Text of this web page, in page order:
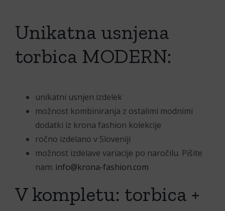
Unikatna usnjena
torbica MODERN:
unikatni usnjen izdelek
možnost kombiniranja z ostalimi modnimi
dodatki iz krona fashion kolekcije
ročno izdelano v Sloveniji
možnost izdelave variacije po naročilu. Pišite
nam: info@krona-fashion.com
V kompletu: torbica +